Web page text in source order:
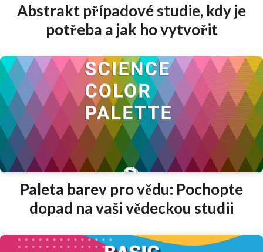
Abstrakt případové studie, kdy je
potřeba a jak ho vytvořit
Paleta barev pro vědu: Pochopte
dopad na vaši vědeckou studii